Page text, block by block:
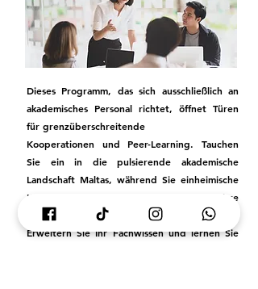
Dieses Programm, das sich ausschließlich an
akademisches Personal richtet, öffnet Türen
für grenzüberschreitende
Kooperationen und Peer-Learning. Tauchen
Sie ein in die pulsierende akademische
Landschaft Maltas, während Sie einheimische
Kollegen beschatten, Erkenntnisse
austauschen und Ihren Horizont erweitern.
Erweitern Sie Ihr Fachwissen und lernen Sie